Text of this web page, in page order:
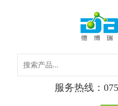
主
菜
单
服务热线：